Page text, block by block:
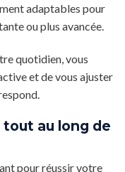
adaptables pour
ou plus avancée.
quotidien, vous
et de vous ajuster
au long de
pour réussir votre